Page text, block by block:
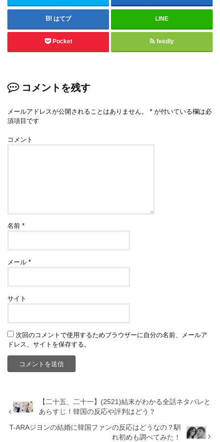
はてブ LINE
Pocket feedly
コメントを残す
メールアドレスが公開されることはありません。 * が付いている欄は必
須項目です
コメント
名前*
メール*
サイト
次回のコメントで使用するためブラウザーに自分の名前、メールア
ドレス、サイトを保存する。
【二十五、二十一】(2521)結末がわかる全話ネタバレと
あらすじ！韓国の反応や評判はどう？
T-ARAジヨンの結婚に韓国ファンの反応はどうなの？馴
れ初めも調べてみた！